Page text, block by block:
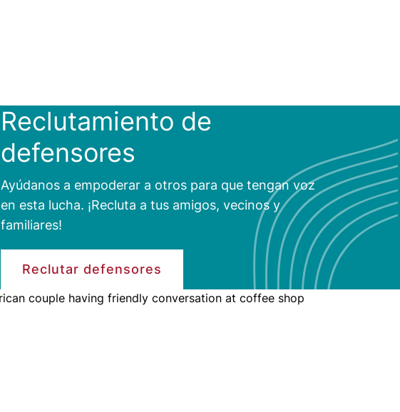
Reclutamiento de
defensores
Ayúdanos a empoderar a otros para que tengan voz
en esta lucha. ¡Recluta a tus amigos, vecinos y
familiares!
Reclutar defensores